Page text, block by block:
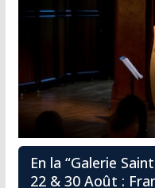
En la “Galerie
22 & 30 Août :